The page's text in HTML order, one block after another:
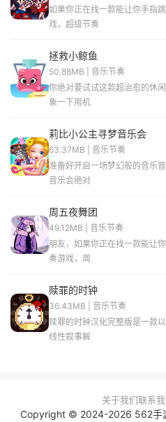
如果你正在找一款能让你手指
戏，超级节奏
拯救小鲸鱼
50.88MB | 音乐节奏
你绝对要试试这款超治愈的休
象一下用机
莉比小公主寻梦音乐会
63.37MB | 音乐节奏
准备好开启一场梦幻般的音乐
音乐会绝对
周五夜舞团
49.12MB | 音乐节奏
朋友，如果你正在找一款能让
奏游戏，周
赎罪的时钟
36.43MB | 音乐节奏
赎罪的时钟汉化完整版是一款
线性叙事解
关于我们联系
Copyright © 2024-2026 562手